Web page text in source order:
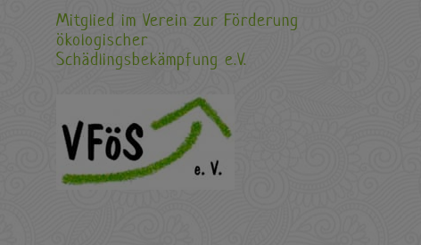
Mitglied im Verein zur Förderung
ökologischer
Schädlingsbekämpfung e.V.